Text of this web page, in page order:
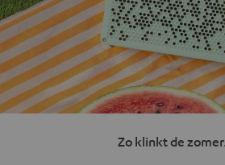
Zo klinkt de zomer.